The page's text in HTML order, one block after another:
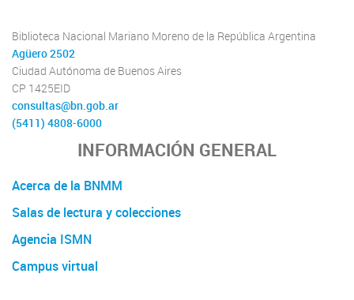
Biblioteca Nacional Mariano Moreno de la República Argentina
Agüero 2502
Ciudad Autónoma de Buenos Aires
CP 1425EID
consultas@bn.gob.ar
(5411) 4808-6000
INFORMACIÓN GENERAL
Acerca de la BNMM
Salas de lectura y colecciones
Agencia ISMN
Campus virtual